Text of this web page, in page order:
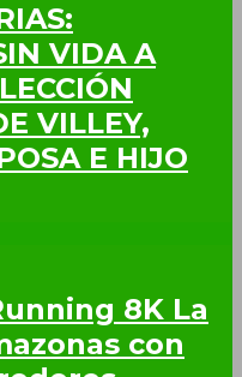
VIDA A
VILLEY,
E HIJO
8K La
con